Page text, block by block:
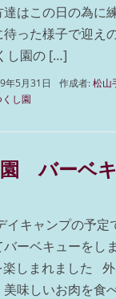
はこの日の為に
待った様子で迎え
し園の […]
年5月31日 作成者:松山
くし園
バーベ
イキャンプの予
バーベキューを
楽しまれました
美味しいお肉を